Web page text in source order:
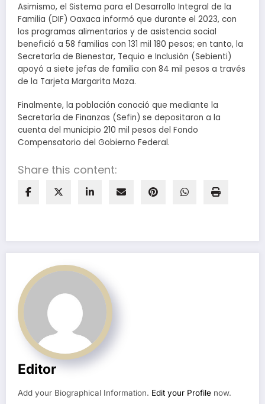
Asimismo, el Sistema para el Desarrollo Integral de la
Familia (DIF) Oaxaca informó que durante el 2023, con
los programas alimentarios y de asistencia social
benefició a 58 familias con 131 mil 180 pesos; en tanto, la
Secretaría de Bienestar, Tequio e Inclusión (Sebienti)
apoyó a siete jefas de familia con 84 mil pesos a través
de la Tarjeta Margarita Maza.
Finalmente, la población conoció que mediante la
Secretaría de Finanzas (Sefin) se depositaron a la
cuenta del municipio 210 mil pesos del Fondo
Compensatorio del Gobierno Federal.
Share this content:
Editor
Add your Biographical Information. Edit your Profile now.